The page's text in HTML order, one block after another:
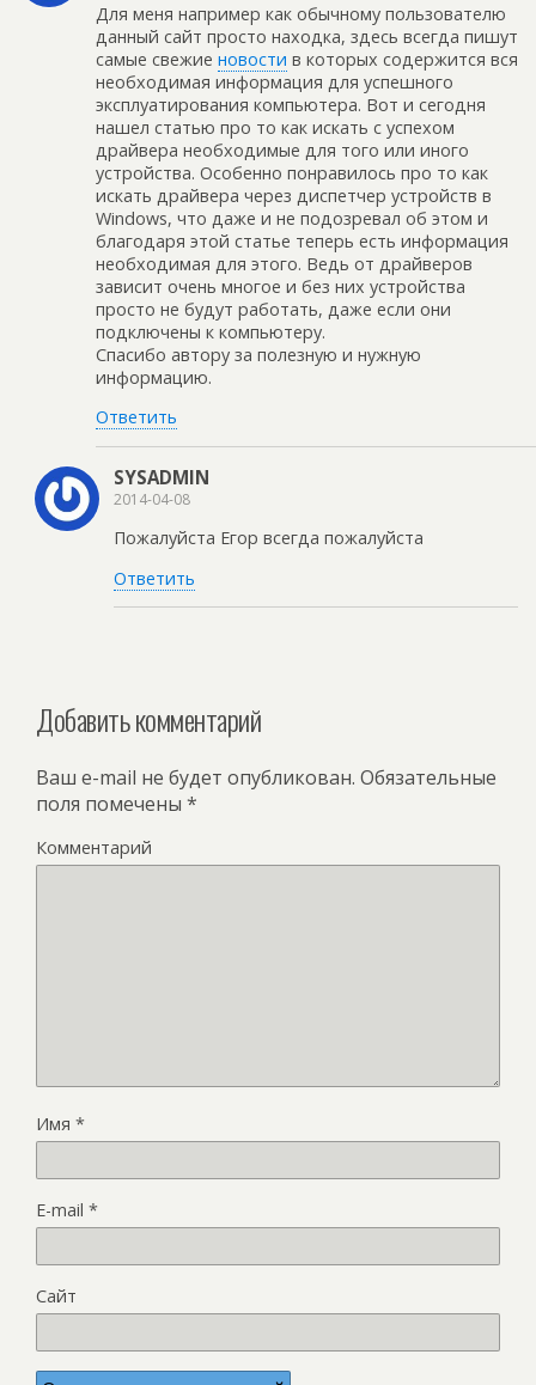
Для меня например как обычному пользователю
данный сайт просто находка, здесь всегда пишут
самые свежие новости в которых содержится вся
необходимая информация для успешного
эксплуатирования компьютера. Вот и сегодня
нашел статью про то как искать с успехом
драйвера необходимые для того или иного
устройства. Особенно понравилось про то как
искать драйвера через диспетчер устройств в
Windows, что даже и не подозревал об этом и
благодаря этой статье теперь есть информация
необходимая для этого. Ведь от драйверов
зависит очень многое и без них устройства
просто не будут работать, даже если они
подключены к компьютеру.
Спасибо автору за полезную и нужную
информацию.
Ответить
SYSADMIN
2014-04-08
Пожалуйста Егор всегда пожалуйста
Ответить
Добавить комментарий
Ваш e-mail не будет опубликован. Обязательные
поля помечены *
Комментарий
Имя *
E-mail *
Сайт